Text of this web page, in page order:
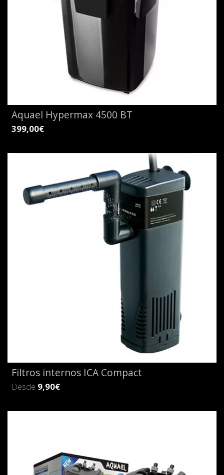
Aquael Hypermax 4500 BT
399,00€
Filtros internos ICA Compact
Desde 9,90€